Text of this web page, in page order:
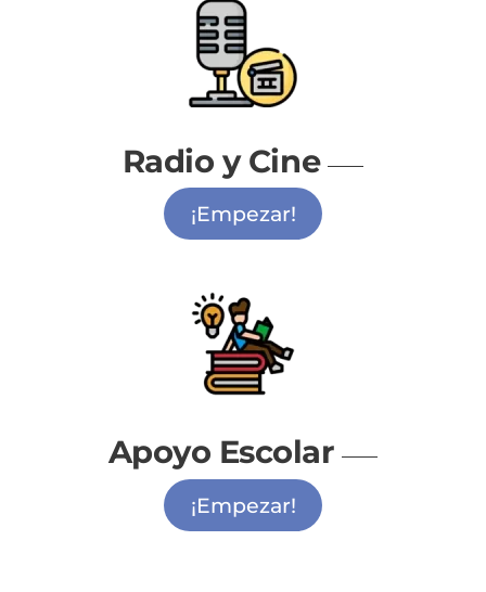
Radio y Cine
¡Empezar!
Apoyo Escolar
¡Empezar!